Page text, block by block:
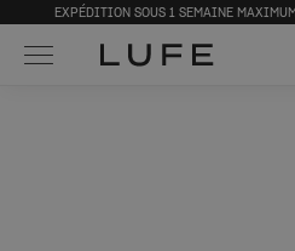
EXPÉDITION SOUS 1 SEMAINE